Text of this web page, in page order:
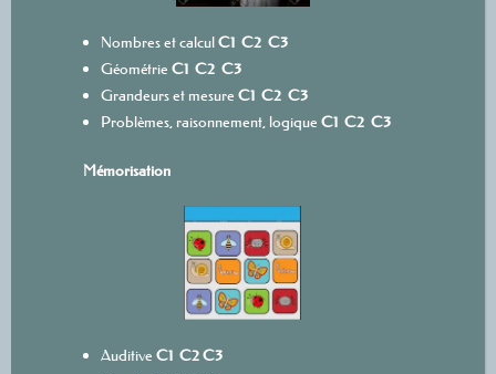
Nombres et calculC1 C2 C3
Géométrie C1 C2 C3
Grandeurs et mesure C1 C2 C3
Problèmes, raisonnement, logique C1 C2 C3
Mémorisation
Auditive C1 C2C3